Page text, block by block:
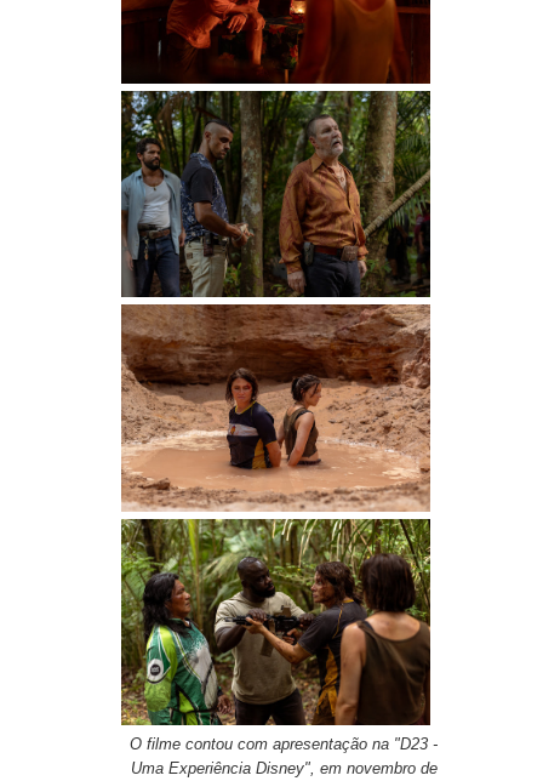
O filme contou com apresentação na "D23 -
Uma Experiência Disney", em novembro de